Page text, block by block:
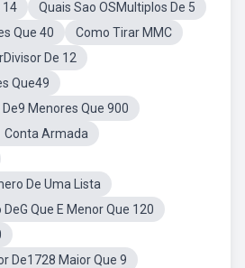
14
Quais Sao OSMultiplos De 5
Que 40
Como Tirar MMC
De 12
Que49
Menores Que 900
Conta Armada
De Uma Lista
Que E Menor Que 120
De1728 Maior Que 9